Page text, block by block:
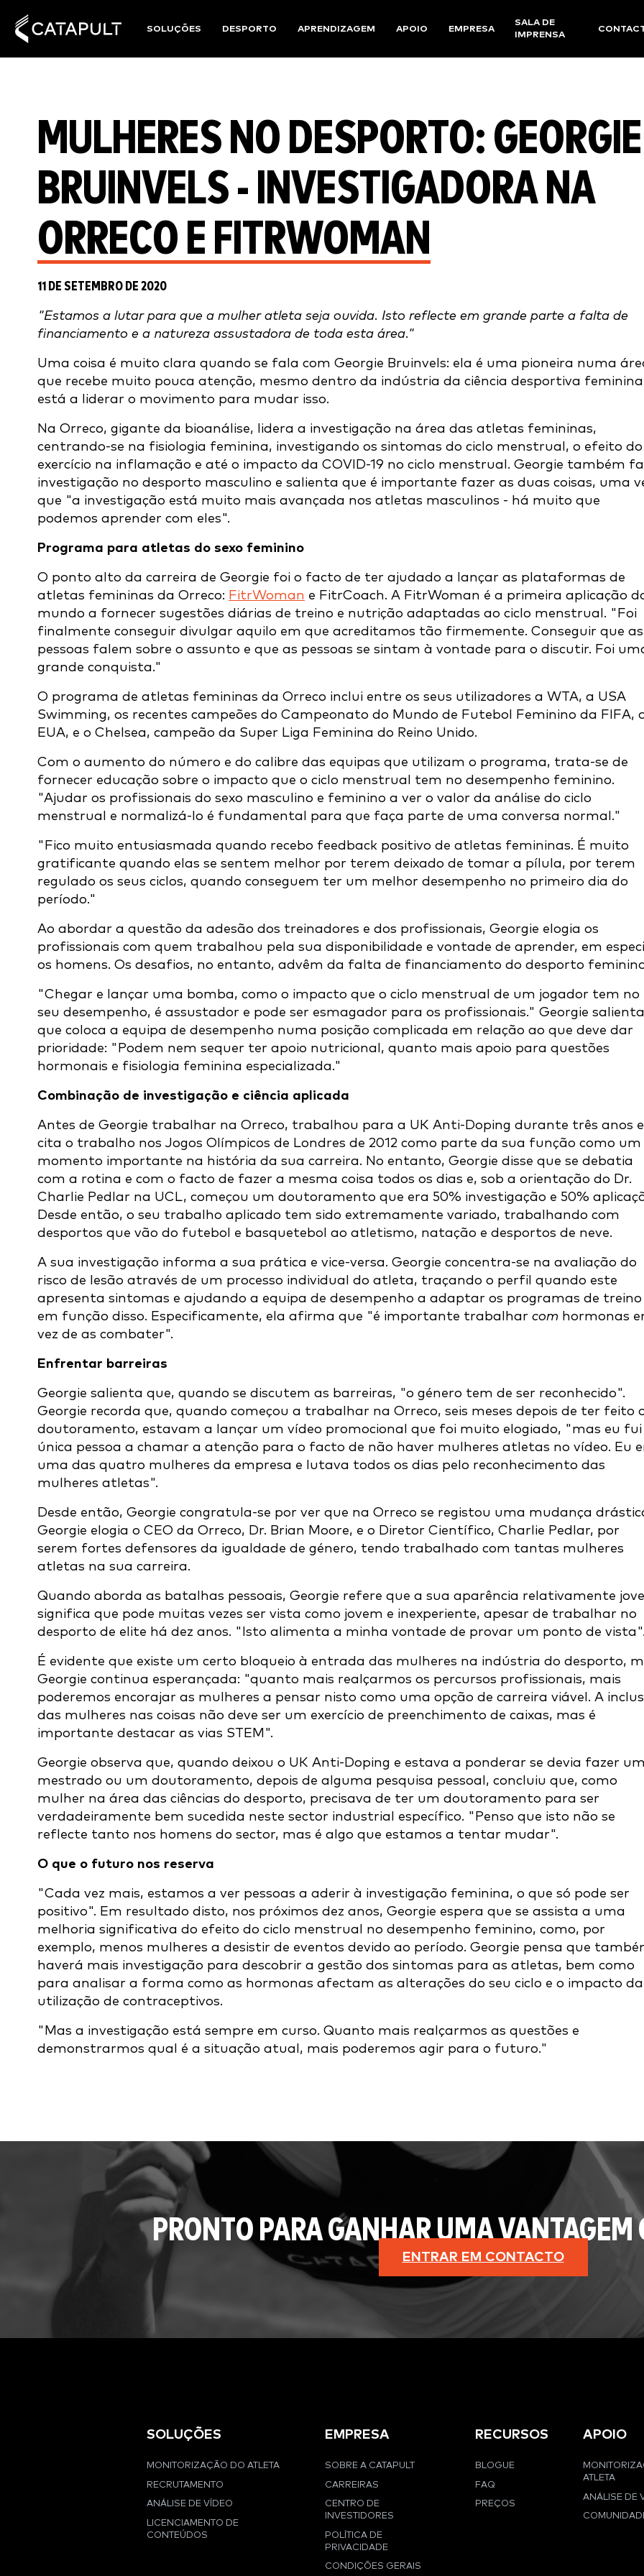
SOLUÇÕES DESPORTO APRENDIZAGEM APOIO EMPRESA
SALA DE
IMPRENSA
MULHERES NO DESPORTO: GEORGIE
BRUINVELS - INVESTIGADORA NA
ORRECO E FITRWOMAN
11 DE SETEMBRO DE 2020
"Estamos a lutar para que a mulher atleta seja ouvida. Isto reflecte em grande parte a falta de
financiamento e a natureza assustadora de toda esta área."
Uma coisa é muito clara quando se fala com Georgie Bruinvels: ela é uma pioneira numa
que recebe muito pouca atenção, mesmo dentro da indústria da ciência desportiva
está a liderar o movimento para mudar isso.
Na Orreco, gigante da bioanálise, lidera a investigação na área das atletas femininas,
centrando-se na fisiologia feminina, investigando os sintomas do ciclo menstrual, o efeito do
exercício na inflamação e até o impacto da COVID-19 no ciclo menstrual. Georgie também
investigação no desporto masculino e salienta que é importante fazer as duas coisas, uma
que "a investigação está muito mais avançada nos atletas masculinos - há muito que
podemos aprender com eles".
Programa para atletas do sexo feminino
O ponto alto da carreira de Georgie foi o facto de ter ajudado a lançar as plataformas de
atletas femininas da Orreco: FitrWoman e FitrCoach. A FitrWoman é a primeira aplicação
mundo a fornecer sugestões diárias de treino e nutrição adaptadas ao ciclo menstrual. "Foi
finalmente conseguir divulgar aquilo em que acreditamos tão firmemente. Conseguir que as
pessoas falem sobre o assunto e que as pessoas se sintam à vontade para o discutir. Foi
grande conquista."
O programa de atletas femininas da Orreco inclui entre os seus utilizadores a WTA, a USA
Swimming, os recentes campeões do Campeonato do Mundo de Futebol Feminino da FIFA,
EUA, e o Chelsea, campeão da Super Liga Feminina do Reino Unido.
Com o aumento do número e do calibre das equipas que utilizam o programa, trata-se de
fornecer educação sobre o impacto que o ciclo menstrual tem no desempenho feminino.
"Ajudar os profissionais do sexo masculino e feminino a ver o valor da análise do ciclo
menstrual e normalizá-lo é fundamental para que faça parte de uma conversa normal."
"Fico muito entusiasmada quando recebo feedback positivo de atletas femininas. É muito
gratificante quando elas se sentem melhor por terem deixado de tomar a pílula, por terem
regulado os seus ciclos, quando conseguem ter um melhor desempenho no primeiro dia do
período."
Ao abordar a questão da adesão dos treinadores e dos profissionais, Georgie elogia os
profissionais com quem trabalhou pela sua disponibilidade e vontade de aprender, em
os homens. Os desafios, no entanto, advêm da falta de financiamento do desporto
"Chegar e lançar uma bomba, como o impacto que o ciclo menstrual de um jogador tem no
seu desempenho, é assustador e pode ser esmagador para os profissionais." Georgie salienta
que coloca a equipa de desempenho numa posição complicada em relação ao que deve dar
prioridade: "Podem nem sequer ter apoio nutricional, quanto mais apoio para questões
hormonais e fisiologia feminina especializada."
Combinação de investigação e ciência aplicada
Antes de Georgie trabalhar na Orreco, trabalhou para a UK Anti-Doping durante três anos e
cita o trabalho nos Jogos Olímpicos de Londres de 2012 como parte da sua função como um
momento importante na história da sua carreira. No entanto, Georgie disse que se debatia
com a rotina e com o facto de fazer a mesma coisa todos os dias e, sob a orientação do Dr.
Charlie Pedlar na UCL, começou um doutoramento que era 50% investigação e 50%
Desde então, o seu trabalho aplicado tem sido extremamente variado, trabalhando com
desportos que vão do futebol e basquetebol ao atletismo, natação e desportos de neve.
A sua investigação informa a sua prática e vice-versa. Georgie concentra-se na avaliação do
risco de lesão através de um processo individual do atleta, traçando o perfil quando este
apresenta sintomas e ajudando a equipa de desempenho a adaptar os programas de treino
em função disso. Especificamente, ela afirma que "é importante trabalhar com hormonas
vez de as combater".
Enfrentar barreiras
Georgie salienta que, quando se discutem as barreiras, "o género tem de ser reconhecido".
Georgie recorda que, quando começou a trabalhar na Orreco, seis meses depois de ter feito
doutoramento, estavam a lançar um vídeo promocional que foi muito elogiado, "mas eu fui
única pessoa a chamar a atenção para o facto de não haver mulheres atletas no vídeo. Eu
uma das quatro mulheres da empresa e lutava todos os dias pelo reconhecimento das
mulheres atletas".
Desde então, Georgie congratula-se por ver que na Orreco se registou uma mudança
Georgie elogia o CEO da Orreco, Dr. Brian Moore, e o Diretor Científico, Charlie Pedlar, por
serem fortes defensores da igualdade de género, tendo trabalhado com tantas mulheres
atletas na sua carreira.
Quando aborda as batalhas pessoais, Georgie refere que a sua aparência relativamente
significa que pode muitas vezes ser vista como jovem e inexperiente, apesar de trabalhar no
desporto de elite há dez anos. "Isto alimenta a minha vontade de provar um ponto de
É evidente que existe um certo bloqueio à entrada das mulheres na indústria do desporto,
Georgie continua esperançada: "quanto mais realçarmos os percursos profissionais, mais
poderemos encorajar as mulheres a pensar nisto como uma opção de carreira viável. A
das mulheres nas coisas não deve ser um exercício de preenchimento de caixas, mas é
importante destacar as vias STEM".
Georgie observa que, quando deixou o UK Anti-Doping e estava a ponderar se devia fazer
mestrado ou um doutoramento, depois de alguma pesquisa pessoal, concluiu que, como
mulher na área das ciências do desporto, precisava de ter um doutoramento para ser
verdadeiramente bem sucedida neste sector industrial específico. "Penso que isto não se
reflecte tanto nos homens do sector, mas é algo que estamos a tentar mudar".
O que o futuro nos reserva
"Cada vez mais, estamos a ver pessoas a aderir à investigação feminina, o que só pode ser
positivo". Em resultado disto, nos próximos dez anos, Georgie espera que se assista a uma
melhoria significativa do efeito do ciclo menstrual no desempenho feminino, como, por
exemplo, menos mulheres a desistir de eventos devido ao período. Georgie pensa que
haverá mais investigação para descobrir a gestão dos sintomas para as atletas, bem como
para analisar a forma como as hormonas afectam as alterações do seu ciclo e o impacto da
utilização de contraceptivos.
"Mas a investigação está sempre em curso. Quanto mais realçarmos as questões e
demonstrarmos qual é a situação atual, mais poderemos agir para o futuro."
PRONTO PARA GANHAR UMA VANTAGEM
ENTRAR EM CONTACTO
SOLUÇÕES
MONITORIZAÇÃO DO ATLETA
RECRUTAMENTO
ANÁLISE DE VÍDEO
LICENCIAMENTO DE
CONTEÚDOS
EMPRESA
SOBRE A CATAPULT
CARREIRAS
CENTRO DE
INVESTIDORES
POLÍTICA DE
PRIVACIDADE
CONDIÇÕES GERAIS
RECURSOS
BLOGUE
FAQ
PREÇOS
APOIO
ATLETA
ANÁLISE DE